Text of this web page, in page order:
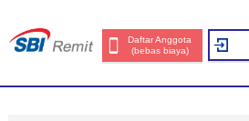
Daftar Anggota
(bebas biaya)